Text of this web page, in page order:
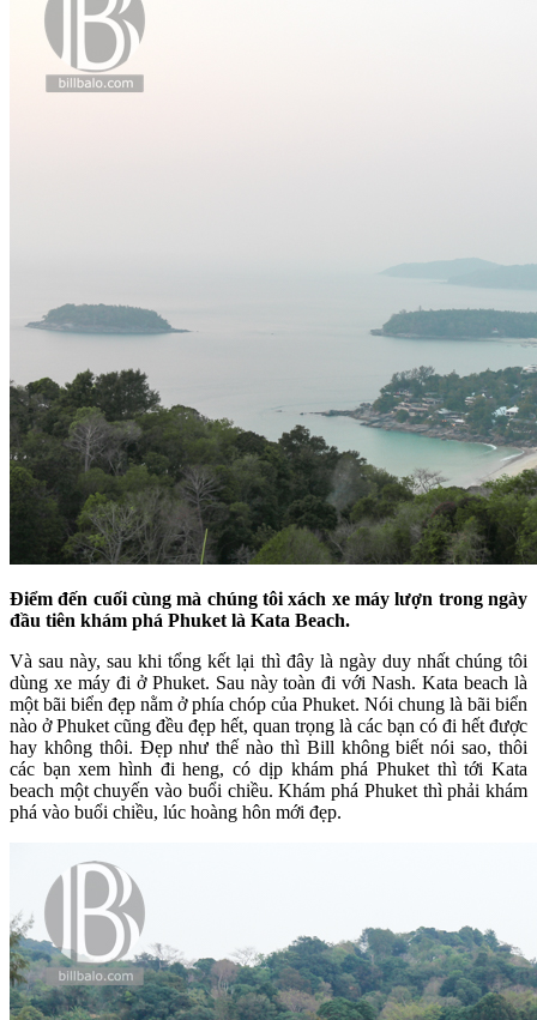
Điểm đến cuối cùng mà chúng tôi xách xe máy lượn trong ngày
đầu tiên khám phá Phuket là Kata Beach.
Và sau này, sau khi tổng kết lại thì đây là ngày duy nhất chúng tôi
dùng xe máy đi ở Phuket. Sau này toàn đi với Nash. Kata beach là
một bãi biển đẹp nằm ở phía chóp của Phuket. Nói chung là bãi biển
nào ở Phuket cũng đều đẹp hết, quan trọng là các bạn có đi hết được
hay không thôi. Đẹp như thế nào thì Bill không biết nói sao, thôi
các bạn xem hình đi heng, có dịp khám phá Phuket thì tới Kata
beach một chuyến vào buổi chiều. Khám phá Phuket thì phải khám
phá vào buổi chiều, lúc hoàng hôn mới đẹp.